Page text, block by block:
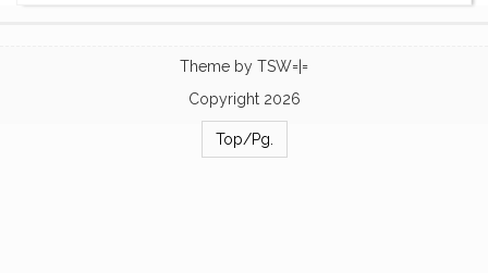
Theme by TSW=|=
Copyright 2026
Top/Pg.